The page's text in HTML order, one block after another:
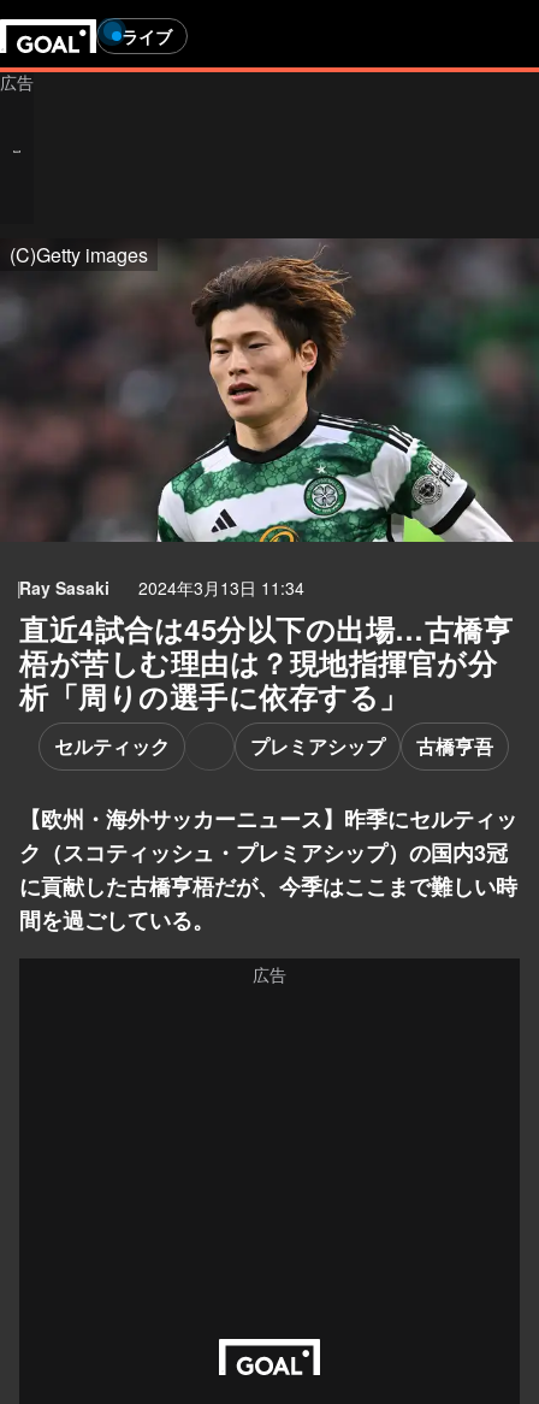
ライブ
(C)Getty images
Ray Sasaki 2024年3月13日 11:34
直近4試合は45分以下の出場…古橋亨
梧が苦しむ理由は？現地指揮官が分
析「周りの選手に依存する」
セルティック プレミアシップ 古橋亨吾
【欧州・海外サッカーニュース】昨季にセルティッ
ク（スコティッシュ・プレミアシップ）の国内3冠
に貢献した古橋亨梧だが、今季はここまで難しい時
間を過ごしている。